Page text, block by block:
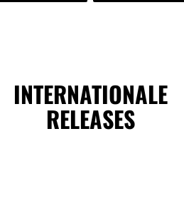
INTERNATIONALE
RELEASES